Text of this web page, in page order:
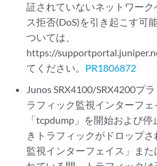
証されていないネットワー
ス拒否(DoS)を引き起こす可
ついては、
https://
てください。 PR1806872
Junos SRX4100/SRX4200プ
ラフィック監視インターフェ
「tcpdump」を開始および
きトラフィックがドロップ
監視インターフェイス」ま